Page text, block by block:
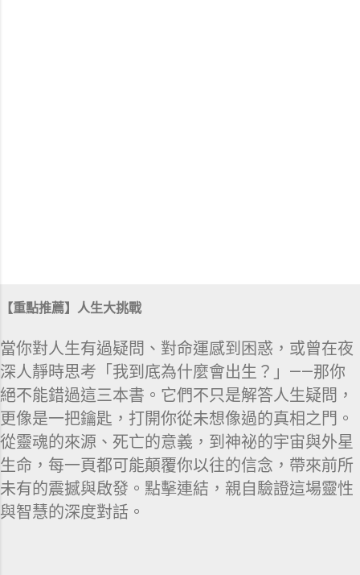
【重點推薦】人生大挑戰
當你對人生有過疑問、對命運感到困惑，或曾在夜
深人靜時思考「我到底為什麼會出生？」——那你
絕不能錯過這三本書。它們不只是解答人生疑問，
更像是一把鑰匙，打開你從未想像過的真相之門。
從靈魂的來源、死亡的意義，到神祕的宇宙與外星
生命，每一頁都可能顛覆你以往的信念，帶來前所
未有的震撼與啟發。點擊連結，親自驗證這場靈性
與智慧的深度對話。